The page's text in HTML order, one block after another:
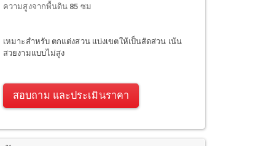
ความสูงจากพื้นดิน 85 ซม
เหมาะสำหรับ ตกแต่งสวน แบ่งเขตให้เป็นสัดส่วน เน้น
สวยงามแบบไม่สูง
สอบถาม และประเมินราคา